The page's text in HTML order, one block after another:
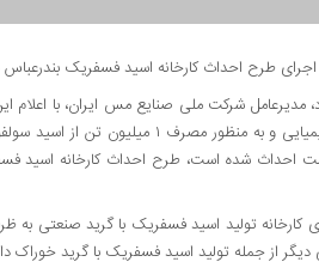
اجرای طرح احداث کارخانه اسید فسفریک بندرعباس
مدیرعامل شرکت ملی صنایع مس ایران، با
خودکفایی کشور در حوزه تولید کود
احداث شده است، طرح احداث کارخانه اسید